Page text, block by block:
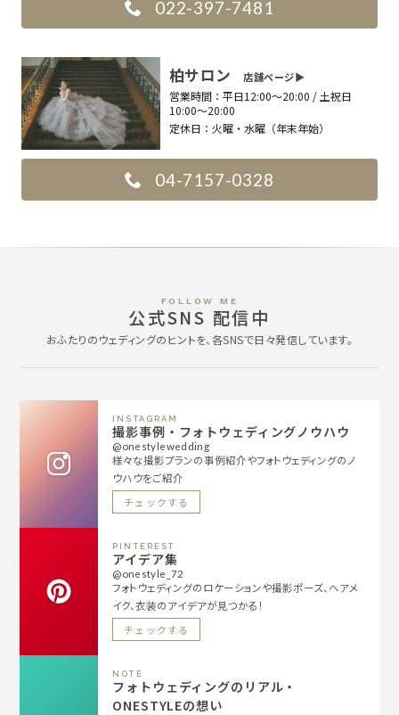
022-397-7481
柏サロン店舗ページ▶︎
営業時間： 平日12:00〜20:00 / 土祝日
10:00〜20:00
定休日： 火曜・水曜（年末年始）
04-7157-0328
FOLLOW ME
公式SNS 配信中
おふたりのウェディングのヒントを、各SNSで日々発信しています。
INSTAGRAM
撮影事例・フォトウェディングノウハウ
@onestylewedding
様々な撮影プランの事例紹介やフォトウェディングのノ
ウハウをご紹介
チェックする
PINTEREST
アイデア集
@onestyle_72
フォトウェディングのロケーションや撮影ポーズ、ヘアメ
イク、衣装のアイデアが見つかる！
チェックする
NOTE
フォトウェディングのリアル・
ONESTYLEの想い